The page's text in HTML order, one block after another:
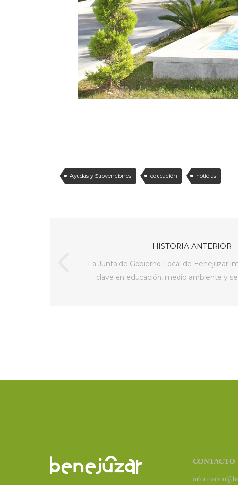
Ayudas y Subvenciones educación noticias
HISTORIA ANTERIOR
La Junta de Gobierno Local de Benejúzar
clave en educación, medio ambiente y
CONTACTO